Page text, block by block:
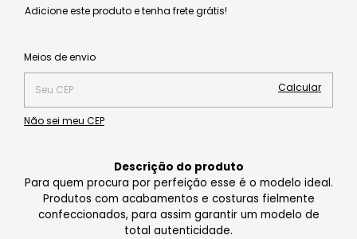
Adicione este produto etenha frete grátis!
Entregas para o CEP:
Meios de envio
Calcular
Não sei meu CEP
Descrição do produto
​Para quem procura por perfeição esse é o modelo ideal.
Produtos com acabamentos e costuras fielmente
confeccionados, para assim garantir um modelo de
total autenticidade.